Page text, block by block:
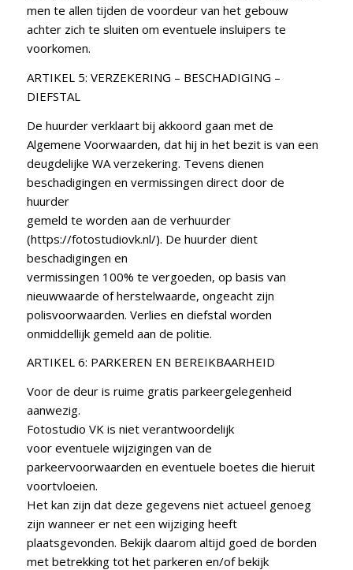
men te allen tijden de voordeur van het gebouw
achter zich te sluiten om eventuele insluipers te
voorkomen.
ARTIKEL 5: VERZEKERING – BESCHADIGING –
DIEFSTAL
De huurder verklaart bij akkoord gaan met de
Algemene Voorwaarden, dat hij in het bezit is van een
deugdelijke WA verzekering. Tevens dienen
beschadigingen en vermissingen direct door de
huurder
gemeld te worden aan de verhuurder
(https://fotostudiovk.nl/). De huurder dient
beschadigingen en
vermissingen 100% te vergoeden, op basis van
nieuwwaarde of herstelwaarde, ongeacht zijn
polisvoorwaarden. Verlies en diefstal worden
onmiddellijk gemeld aan de politie.
ARTIKEL 6: PARKEREN EN BEREIKBAARHEID
Voor de deur is ruime gratis parkeergelegenheid
aanwezig.
Fotostudio VK is niet verantwoordelijk
voor eventuele wijzigingen van de
parkeervoorwaarden en eventuele boetes die hieruit
voortvloeien.
Het kan zijn dat deze gegevens niet actueel genoeg
zijn wanneer er net een wijziging heeft
plaatsgevonden. Bekijk daarom altijd goed de borden
met betrekking tot het parkeren en/of bekijk